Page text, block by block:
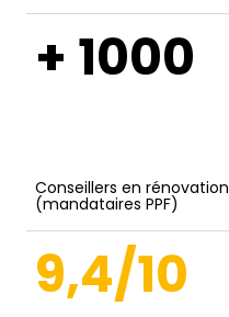
+ 1000
Conseillers en rénovation
(mandataires PPF)
9,4/10